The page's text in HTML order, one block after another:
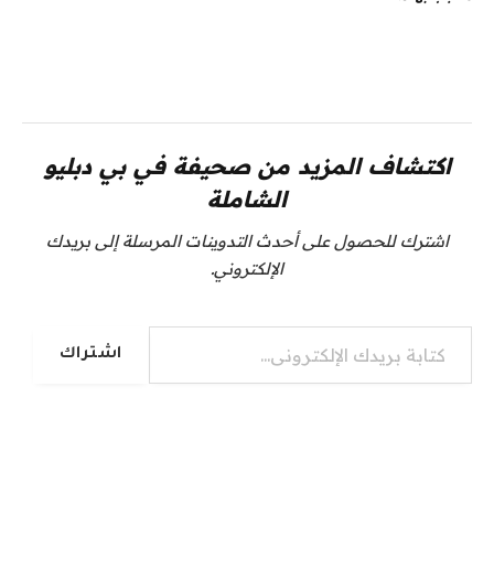
اكتشاف المزيد من صحيفة في بي دبليو
الشاملة
اشترك للحصول على أحدث التدوينات المرسلة إلى بريدك
الإلكتروني.
كتابة بريدك الإلكتروني...
اشتراك